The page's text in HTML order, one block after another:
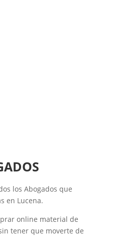
los Abogados que
en Lucena.
online material de
tener que moverte de